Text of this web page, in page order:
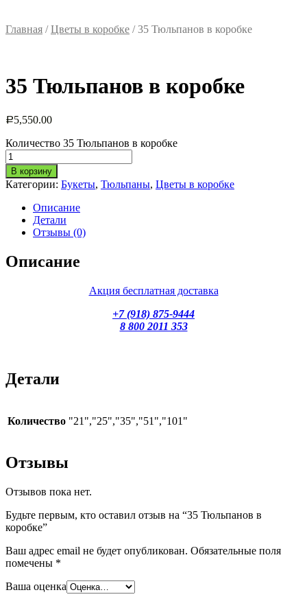
Главная /Цветы в коробке / 35 Тюльпанов в коробке
35 Тюльпанов в коробке
Р5,550.00
Количество 35 Тюльпанов в коробке
В корзину
Категории: Букеты, Тюльпаны, Цветы в коробке
Описание
Детали
Отзывы (0)
Описание
Акция бесплатная доставка
+7 (918) 875-9444
8 800 2011 353
Детали
Количество "21","25","35","51","101"
Отзывы
Отзывов пока нет.
Будьте первым, кто оставил отзыв на “35 Тюльпанов в
коробке”
Ваш адрес email не будет опубликован. Обязательные поля
помечены *
Ваша оценка